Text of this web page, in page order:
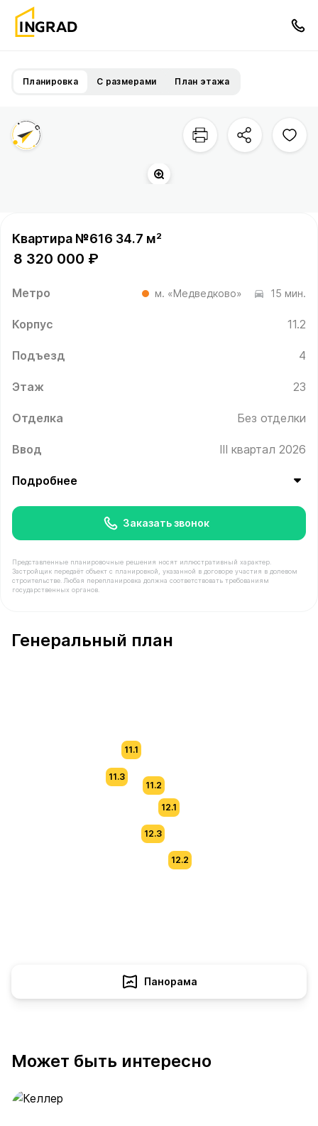
Планировка С размерами План этажа
Квартира №616 34.7 м²
8 320 000 ₽
Метро м. «Медведково» 15 мин.
Корпус 11.2
Подъезд 4
Этаж 23
Отделка Без отделки
Ввод III квартал 2026
Подробнее
Заказать звонок
Представленные планировочные решения носят иллюстративный характер.
Застройщик передаёт объект с планировкой, указанной в договоре участия в долевом
строительстве. Любая перепланировка должна соответствовать требованиям
государственных органов.
Генеральный план
11.3
11.1
11.2
12.1
12.2
12.3
Панорама
Может быть интересно